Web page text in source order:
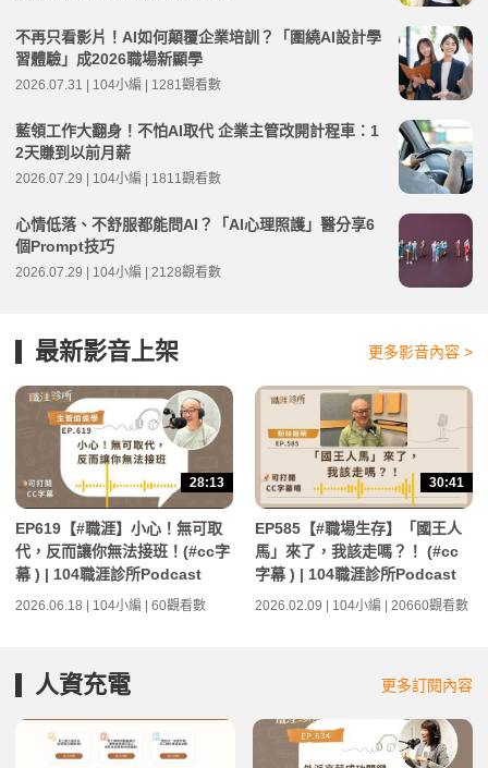
不再只看影片！AI如何顛覆企業培訓？「圍繞AI設計學
習體驗」成2026職場新顯學
2026.07.31 | 104小編 | 1281觀看數
藍領工作大翻身！不怕AI取代 企業主管改開計程車：1
2天賺到以前月薪
2026.07.29 | 104小編 | 1811觀看數
心情低落、不舒服都能問AI？「AI心理照護」醫分享6
個Prompt技巧
2026.07.29 | 104小編 | 2128觀看數
最新影音上架 更多影音內容 >
28:13
EP619【#職涯】小心！無可取
代，反而讓你無法接班！(#cc字
幕 ) | 104職涯診所Podcast
2026.06.18 | 104小編 | 60觀看數
30:41
EP585【#職場生存】「國王人
馬」來了，我該走嗎？！ (#cc
字幕 ) | 104職涯診所Podcast
2026.02.09 | 104小編 | 20660觀看數
人資充電 更多訂閱內容